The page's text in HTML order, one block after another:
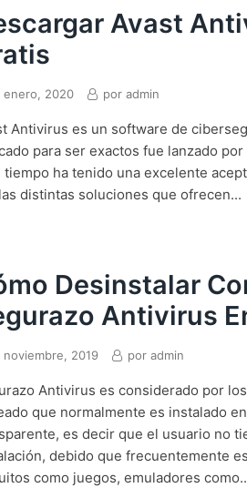
Avast
enero, 2020 por admin
Antivirus es un software de
para ser exactos fue lanzado
tiempo ha tenido una excelente
distintas soluciones que ofrecen...
Desinstalar
Antivirus
noviembre, 2019 por admin
Antivirus es considerado por
que normalmente es instalado
es decir que el usuario no
debido que frecuentemente
como juegos, emuladores